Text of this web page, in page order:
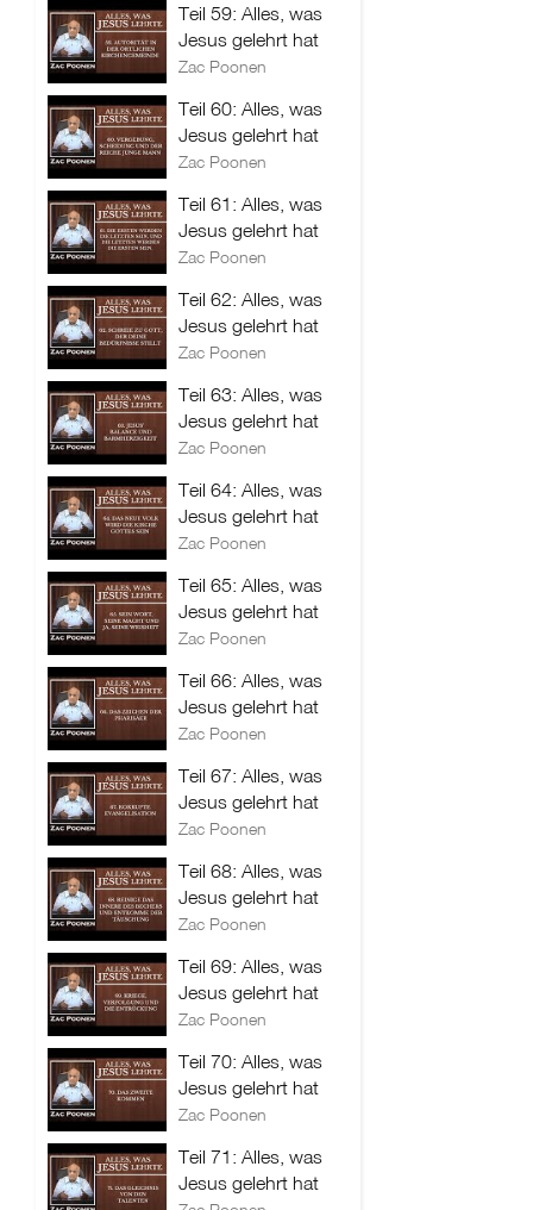
Teil 59: Alles, was
Jesus gelehrt hat
Zac Poonen
Teil 60: Alles, was
Jesus gelehrt hat
Zac Poonen
Teil 61: Alles, was
Jesus gelehrt hat
Zac Poonen
Teil 62: Alles, was
Jesus gelehrt hat
Zac Poonen
Teil 63: Alles, was
Jesus gelehrt hat
Zac Poonen
Teil 64: Alles, was
Jesus gelehrt hat
Zac Poonen
Teil 65: Alles, was
Jesus gelehrt hat
Zac Poonen
Teil 66: Alles, was
Jesus gelehrt hat
Zac Poonen
Teil 67: Alles, was
Jesus gelehrt hat
Zac Poonen
Teil 68: Alles, was
Jesus gelehrt hat
Zac Poonen
Teil 69: Alles, was
Jesus gelehrt hat
Zac Poonen
Teil 70: Alles, was
Jesus gelehrt hat
Zac Poonen
Teil 71: Alles, was
Jesus gelehrt hat